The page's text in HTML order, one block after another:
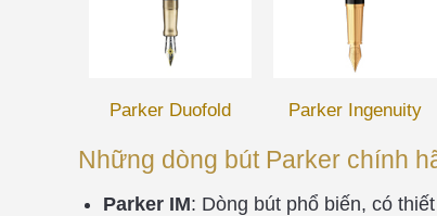
Parker Duofold Parker Ingenuity
Những dòng bút Parker chính
Parker IM: Dòng bút phổ biến, có